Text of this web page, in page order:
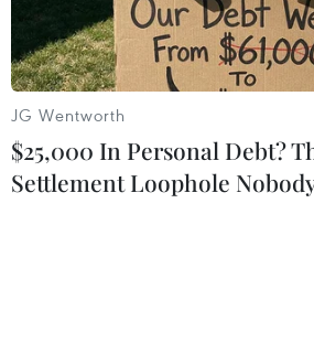
18g30 ngày 26/11.
JG Wentworth
$25,000 In Personal Debt?
Settlement Loophole